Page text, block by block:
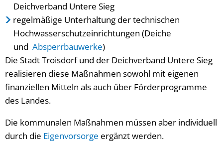
Deichverband Untere Sieg
regelmäßige Unterhaltung der technischen
Hochwasserschutzeinrichtungen (Deiche
und Absperrbauwerke)
Die Stadt Troisdorf und der Deichverband Untere Sieg
realisieren diese Maßnahmen sowohl mit eigenen
finanziellen Mitteln als auch über Förderprogramme
des Landes.
Die kommunalen Maßnahmen müssen aber individuell
durch die Eigenvorsorge ergänzt werden.